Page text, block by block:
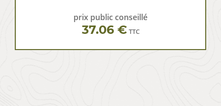
prix public conseillé
37.06 € TTC